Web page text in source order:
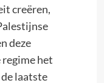
creëren,
deze
het
laatste